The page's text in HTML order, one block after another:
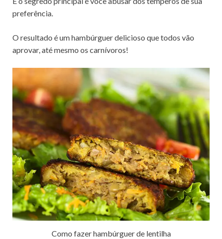
preferência.
O resultado é um hambúrguer delicioso que todos vão
aprovar, até mesmo os carnívoros!
Como fazer hambúrguer de lentilha